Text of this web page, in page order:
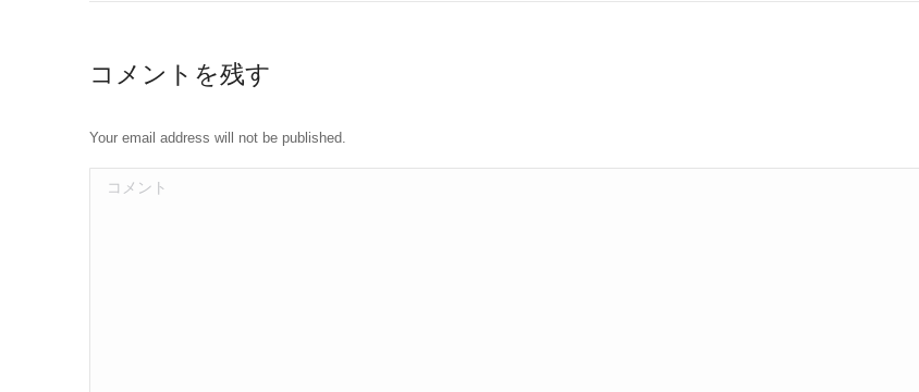
コメントを残す
Your email address will not be published.
コメント